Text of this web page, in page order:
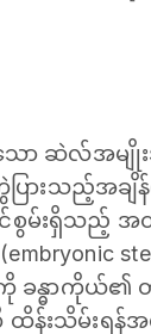
လ်အမျိုးအစာ
ြားသည့်အခ
မ်းရှိသည့် အ
ခန္ဓာကိုယ်၏
ထိန်းသိမ်းရ